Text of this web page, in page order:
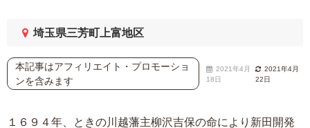
埼玉県三芳町上富地区
本記事はアフィリエイト・プロモーショ
ンを含みます
2021年4月
18日
2021年4月
22日
１６９４年、ときの川越藩主柳沢吉保の命により新田開発